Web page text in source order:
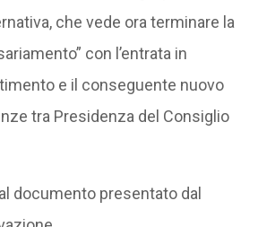
che vede ora terminare la
con l’entrata in
e il conseguente nuovo
tra Presidenza del Consiglio
documento presentato dal